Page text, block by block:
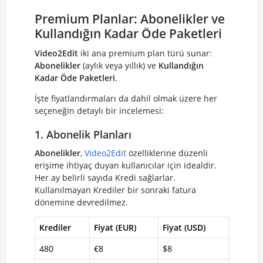
Premium Planlar: Abonelikler ve
Kullandığın Kadar Öde Paketleri
Video2Edit iki ana premium plan türü sunar:
Abonelikler(aylık veya yıllık) ve Kullandığın
Kadar Öde Paketleri.
İşte fiyatlandırmaları da dahil olmak üzere her
seçeneğin detaylı bir incelemesi:
1. Abonelik Planları
Abonelikler, Video2Editözelliklerine düzenli
erişime ihtiyaç duyan kullanıcılar için idealdir.
Her ay belirli sayıda Kredi sağlarlar.
Kullanılmayan Krediler bir sonraki fatura
dönemine devredilmez.
Krediler Fiyat (EUR)
Fiyat (USD)
480
€8
$8